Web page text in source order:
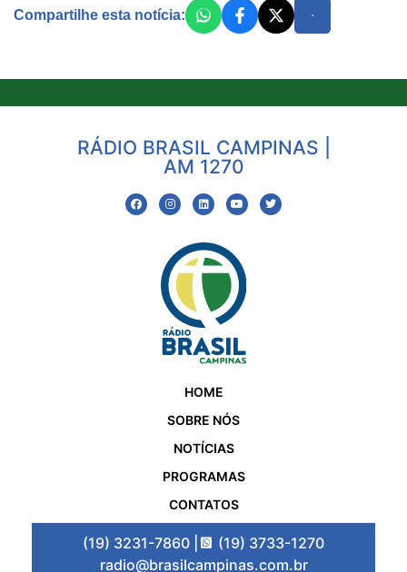
Compartilhe esta notícia:
RÁDIO BRASIL CAMPINAS |
AM 1270
HOME
SOBRE NÓS
NOTÍCIAS
PROGRAMAS
CONTATOS
(19) 3231-7860 |
(19) 3733-1270
radio@brasilcampinas.com.br